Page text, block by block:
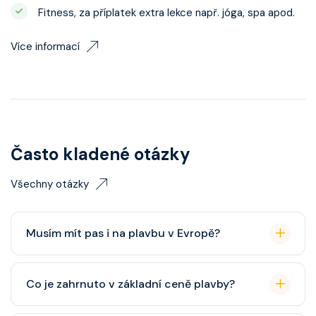
Fitness, za příplatek extra lekce např. jóga, spa apod.
Více informací
Často kladené otázky
Všechny otázky
Musím mít pas i na plavbu v Evropě?
Pas je vždy lepší, ale občanský průkaz pro plavby po
Evropě stačí. Doporučuje se platnost minimálně 6
měsíců po skončení plavby.
Co je zahrnuto v základní ceně plavby?